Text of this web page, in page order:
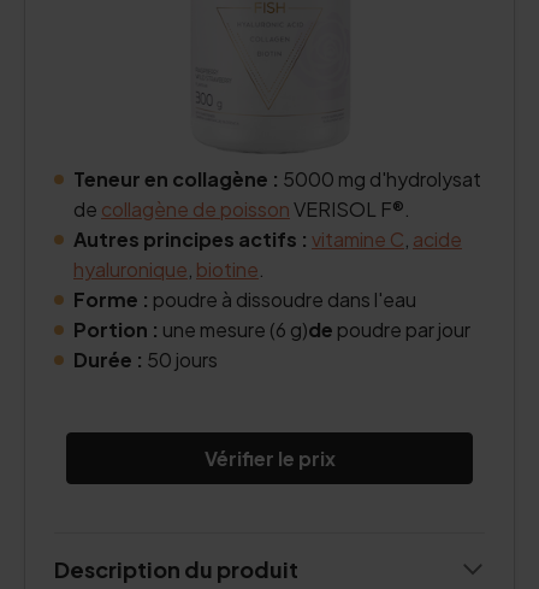
Teneur en collagène : 5000 mg d'hydrolysat
de collagène de poissonVERISOL F®.
Autres principes actifs : vitamine C acide
hyaluronique biotine
Forme : poudre à dissoudre dans l'eau
Portion : une mesure (6 g)de poudre par jour
Durée : 50 jours
Vérifier le prix
Description du produit